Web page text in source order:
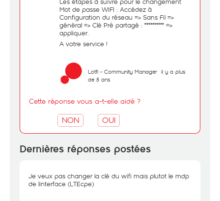
Mot de passe WIFI : Accédez à
Configuration du réseau => Sans Fil =>
général => Clé Pré partagé : ********** =>
appliquer.
A votre service !
Lotfi - Community Manager il y a plus
de 8 ans
Cette réponse vous a-t-elle aidé ?
NON OUI
Dernières réponses postées
Je veux pas changer la clé du wifi mais plutot le mdp
de linterface (LTEcpe)